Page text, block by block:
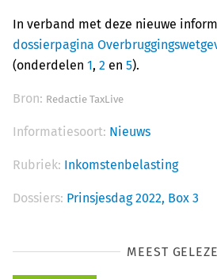
In verband met deze nieuwe
dossierpagina
(onderdelen 1, 2 en 5).
Bron: Redactie TaxLive
Informatiesoort: Nieuws
Rubriek: Inkomstenbelasting
Dossiers: Prinsjesdag 2022, Box 3
MEEST